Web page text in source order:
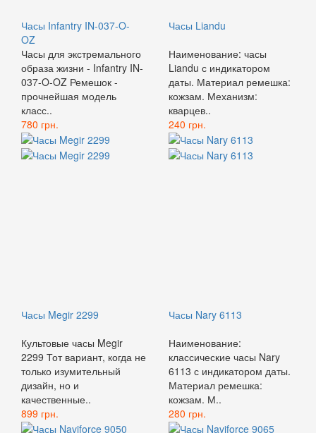
Часы Infantry IN-037-O-
OZ
Часы для экстремального
образа жизни - Infantry IN-
037-O-OZ Ремешок -
прочнейшая модель
класс..
780 грн.
Часы Liandu
Наименование: часы
Liandu с индикатором
даты. Материал ремешка:
кожзам. Механизм:
кварцев..
240 грн.
Часы Megir 2299
Культовые часы Megir
2299 Тот вариант, когда не
только изумительный
дизайн, но и
качественные..
899 грн.
Часы Nary 6113
Наименование:
классические часы Nary
6113 с индикатором даты.
Материал ремешка:
кожзам. М..
280 грн.